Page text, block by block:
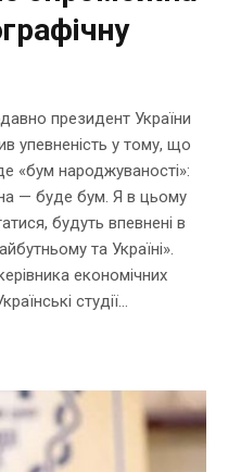
президент України
упевненість у тому, що
«бум народжуваності»:
— буде бум. Я в цьому
будуть впевнені в
та Україні».
економічних
студії...